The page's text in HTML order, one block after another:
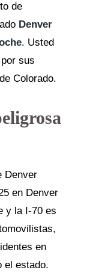
de
Denver
. Usted
sus
Colorado.
Denver
en Denver
y la I-70 es
en
el estado.